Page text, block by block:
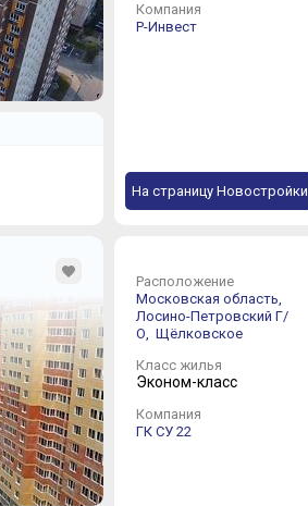
Компания
Р-Инвест
На страницу Новостройки
Расположение
Московская область,
Лосино-Петровский Г/
О, Щёлковское
Класс жилья
Эконом-класс
Компания
ГК СУ 22